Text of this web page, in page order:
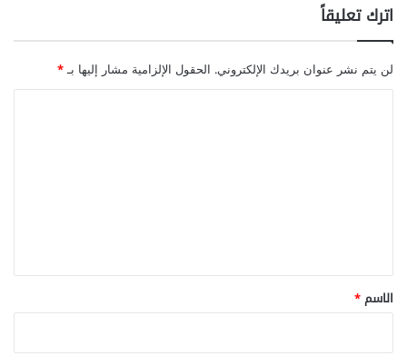
اترك تعليقاً
لن يتم نشر عنوان بريدك الإلكتروني. الحقول الإلزامية مشار إليها بـ*
*
الاسم*